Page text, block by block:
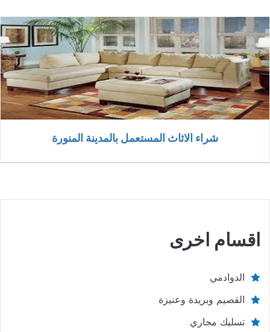
شراء الاثاث المستعمل بالمدينة المنورة
اقسام اخرى
الدوادمي
القصيم وبريدة وعنيزة
تسليك مجاري